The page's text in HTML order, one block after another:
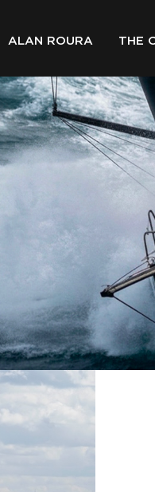
ALAN ROURA THE